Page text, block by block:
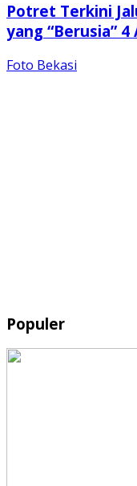
Potret Terkini
yang “Berusia” 4
Foto Bekasi
Populer